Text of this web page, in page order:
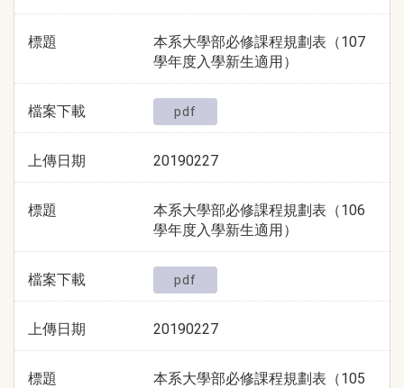
標題
本系大學部必修課程規劃表（107
學年度入學新生適用）
檔案下載 pdf
上傳日期 20190227
標題
本系大學部必修課程規劃表（106
學年度入學新生適用）
檔案下載 pdf
上傳日期 20190227
標題
本系大學部必修課程規劃表（105